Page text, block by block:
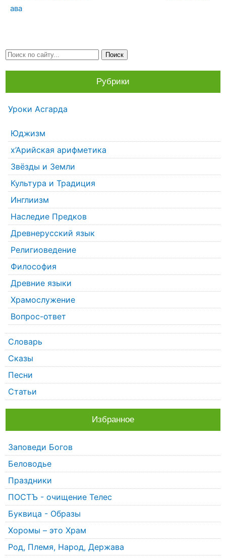
ава
Рубрики
Уроки Асгарда
Юджизм
х’Арийская арифметика
Звёзды и Земли
Культура и Традиция
Инглиизм
Наследие Предков
Древнерусский язык
Религиоведение
Философия
Древние языки
Храмослужение
Вопрос-ответ
Словарь
Сказы
Песни
Статьи
Избранное
Заповеди Богов
Беловодье
Праздники
ПОСТЪ - очищение Телес
Буквица - Образы
Хоромы – это Храм
Род, Племя, Народ, Держава